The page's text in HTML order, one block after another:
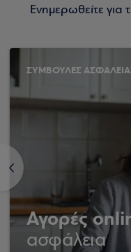
Ενημερωθείτε για
<
ΣΥΜΒΟΥΛΕΣ
Αγορές
ασφάλεια